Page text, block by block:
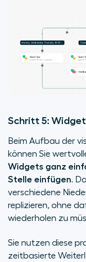
Schritt 5:
Beim Aufbau der
können Sie
Widgets ganz
Stelle einfügen.
verschiedene
replizieren, ohne
wiederholen zu
Sie nutzen diese
zeitbasierte